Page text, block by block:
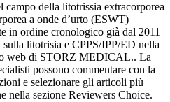
della litotrissia extracorporea
a onde d’urto (ESWT)
in ordine cronologico già dal 2011
sulla litotrisia e CPPS/IPP/ED nella
web di STORZ MEDICAL.. La
possono commentare con la
e selezionare gli articoli più
nella sezione Reviewers Choice.